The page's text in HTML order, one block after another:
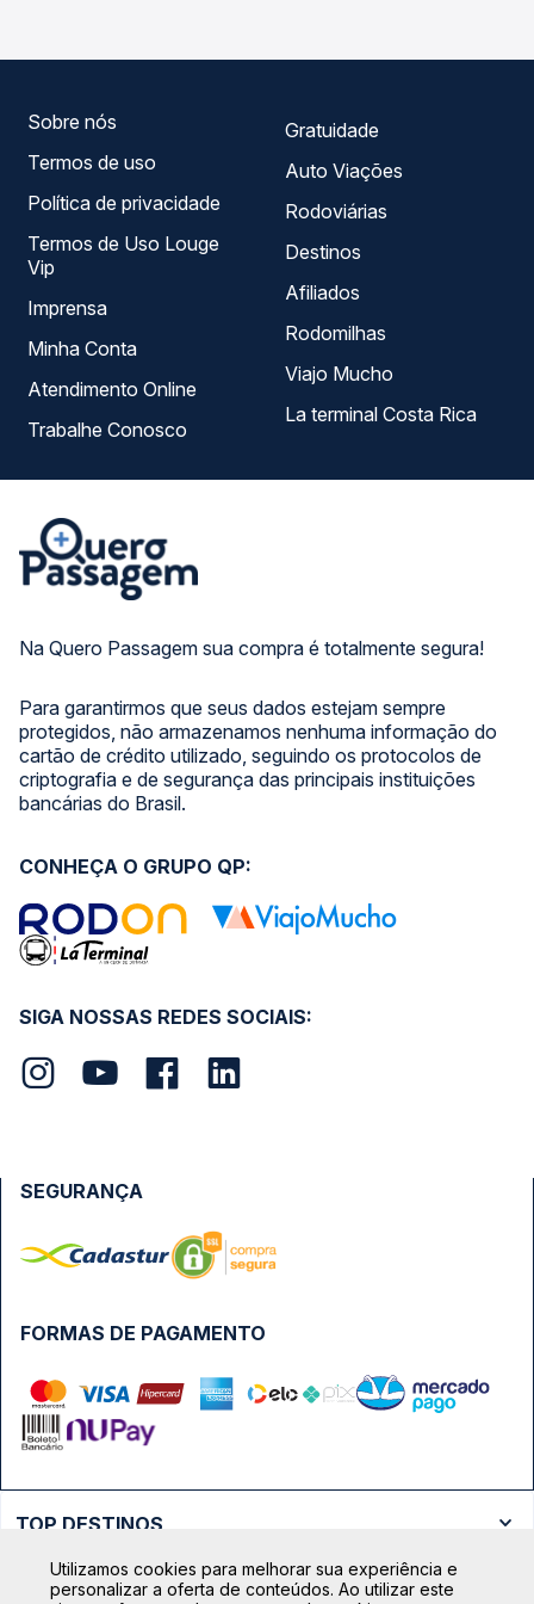
Na Quero Passagem sua compra é totalmente segura!
Para garantirmos que seus dados estejam sempre
protegidos, não armazenamos nenhuma informação do
cartão de crédito utilizado, seguindo os protocolos de
criptografia e de segurança das principais instituições
bancárias do Brasil.
Sobre nós
Termos de uso
Política de privacidade
Termos de Uso Louge
Vip
Imprensa
Minha Conta
Atendimento Online
Trabalhe Conosco
Gratuidade
Auto Viações
Rodoviárias
Destinos
Afiliados
Rodomilhas
Viajo Mucho
La terminal Costa Rica
SIGA NOSSAS REDES SOCIAIS:
CONHEÇA O GRUPO QP:
FORMAS DE PAGAMENTO
SEGURANÇA
TOP DESTINOS
Ônibus Rio de Janeiro
TOP VIAÇÕES
Utilizamos cookies para melhorar sua experiência e
personalizar a oferta de conteúdos. Ao utilizar este